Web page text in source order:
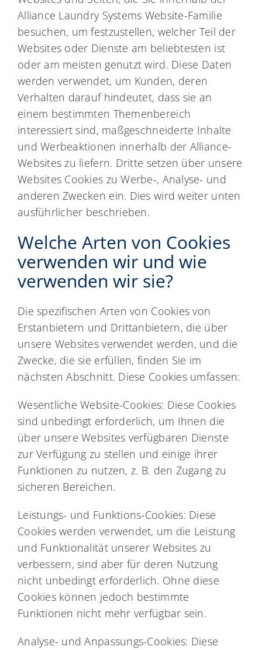
Alliance Laundry Systems Website-Familie
besuchen, um festzustellen, welcher Teil der
Websites oder Dienste am beliebtesten ist
oder am meisten genutzt wird. Diese Daten
werden verwendet, um Kunden, deren
Verhalten darauf hindeutet, dass sie an
einem bestimmten Themenbereich
interessiert sind, maßgeschneiderte Inhalte
und Werbeaktionen innerhalb der Alliance-
Websites zu liefern. Dritte setzen über unsere
Websites Cookies zu Werbe-, Analyse- und
anderen Zwecken ein. Dies wird weiter unten
ausführlicher beschrieben.
Welche Arten von Cookies
verwenden wir und wie
verwenden wir sie?
Die spezifischen Arten von Cookies von
Erstanbietern und Drittanbietern, die über
unsere Websites verwendet werden, und die
Zwecke, die sie erfüllen, finden Sie im
nächsten Abschnitt. Diese Cookies umfassen:
Wesentliche Website-Cookies: Diese Cookies
sind unbedingt erforderlich, um Ihnen die
über unsere Websites verfügbaren Dienste
zur Verfügung zu stellen und einige ihrer
Funktionen zu nutzen, z. B. den Zugang zu
sicheren Bereichen.
Leistungs- und Funktions-Cookies: Diese
Cookies werden verwendet, um die Leistung
und Funktionalität unserer Websites zu
verbessern, sind aber für deren Nutzung
nicht unbedingt erforderlich. Ohne diese
Cookies können jedoch bestimmte
Funktionen nicht mehr verfügbar sein.
Analyse- und Anpassungs-Cookies: Diese